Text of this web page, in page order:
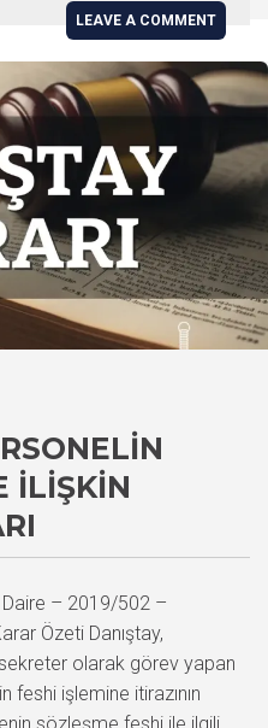
LEAVE A COMMENT
İLIŞKIN
Daire – 2019/502 –
Özeti Danıştay,
olarak görev yapan
feshi işlemine itirazının
sözleşme feshi ile ilgili